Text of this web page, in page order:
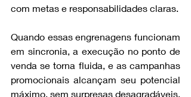
com metas e responsabilidades claras.
Quando essas engrenagens funcionam
em sincronia, a execução no ponto de
venda se torna fluida, e as campanhas
promocionais alcançam seu potencial
máximo, sem surpresas desagradáveis.